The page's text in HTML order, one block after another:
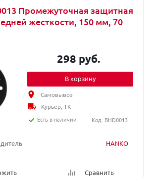
Промежуточная защитная
жесткости, 150 мм, 70
HANKO
Сравнить
298 руб.
В корзину
Самовывоз
Курьер, ТК
Есть в наличии
Код: BHD0013